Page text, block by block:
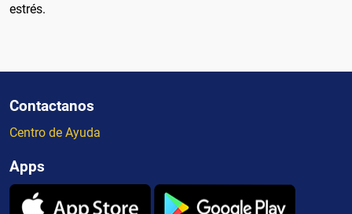
estrés.
Contactanos
Centro de Ayuda
Apps